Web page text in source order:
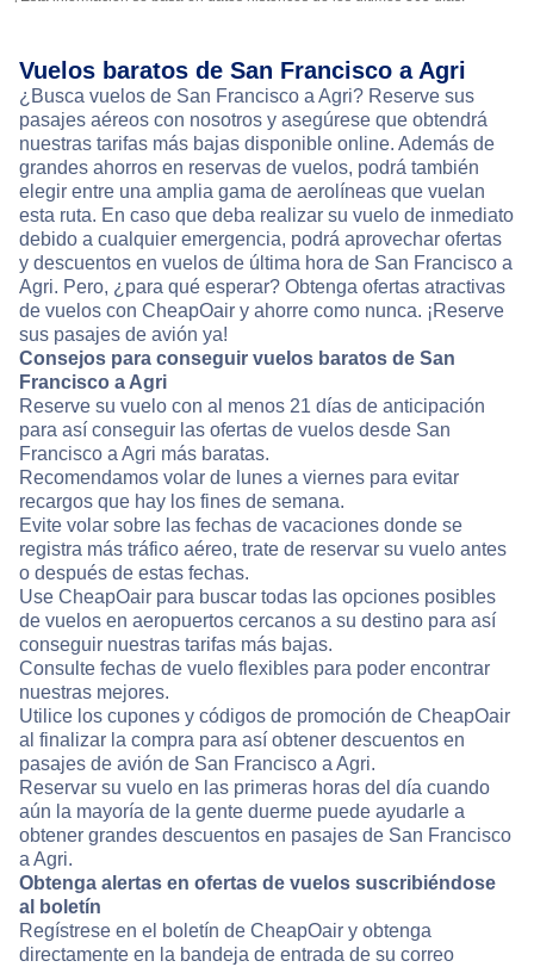
Vuelos baratos de San Francisco a Agri
¿Busca vuelos de San Francisco a Agri? Reserve sus
pasajes aéreos con nosotros y asegúrese que obtendrá
nuestras tarifas más bajas disponible online. Además de
grandes ahorros en reservas de vuelos, podrá también
elegir entre una amplia gama de aerolíneas que vuelan
esta ruta. En caso que deba realizar su vuelo de inmediato
debido a cualquier emergencia, podrá aprovechar ofertas
y descuentos en vuelos de última hora de San Francisco a
Agri. Pero, ¿para qué esperar? Obtenga ofertas atractivas
de vuelos con CheapOair y ahorre como nunca. ¡Reserve
sus pasajes de avión ya!
Consejos para conseguir vuelos baratos de San
Francisco a Agri
Reserve su vuelo con al menos 21 días de anticipación
para así conseguir las ofertas de vuelos desde San
Francisco a Agri más baratas.
Recomendamos volar de lunes a viernes para evitar
recargos que hay los fines de semana.
Evite volar sobre las fechas de vacaciones donde se
registra más tráfico aéreo, trate de reservar su vuelo antes
o después de estas fechas.
Use CheapOair para buscar todas las opciones posibles
de vuelos en aeropuertos cercanos a su destino para así
conseguir nuestras tarifas más bajas.
Consulte fechas de vuelo flexibles para poder encontrar
nuestras mejores.
Utilice los cupones y códigos de promoción de CheapOair
al finalizar la compra para así obtener descuentos en
pasajes de avión de San Francisco a Agri.
Reservar su vuelo en las primeras horas del día cuando
aún la mayoría de la gente duerme puede ayudarle a
obtener grandes descuentos en pasajes de San Francisco
a Agri.
Obtenga alertas en ofertas de vuelos suscribiéndose
al boletín
Regístrese en el boletín de CheapOair y obtenga
directamente en la bandeja de entrada de su correo